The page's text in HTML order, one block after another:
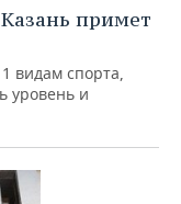
примет
видам спорта,
уровень и